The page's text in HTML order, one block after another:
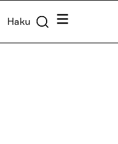
Haku Valikko